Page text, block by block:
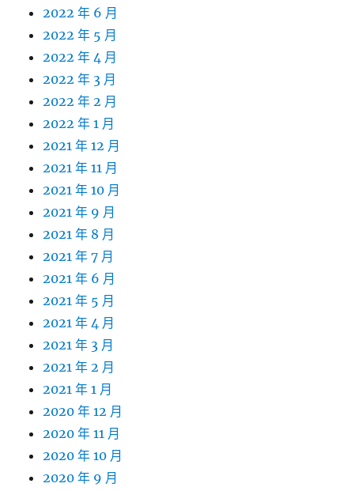
2022 年 6 月
2022 年 5 月
2022 年 4 月
2022 年 3 月
2022 年 2 月
2022 年 1 月
2021 年 12 月
2021 年 11 月
2021 年 10 月
2021 年 9 月
2021 年 8 月
2021 年 7 月
2021 年 6 月
2021 年 5 月
2021 年 4 月
2021 年 3 月
2021 年 2 月
2021 年 1 月
2020 年 12 月
2020 年 11 月
2020 年 10 月
2020 年 9 月